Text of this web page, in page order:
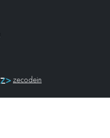
zecodein